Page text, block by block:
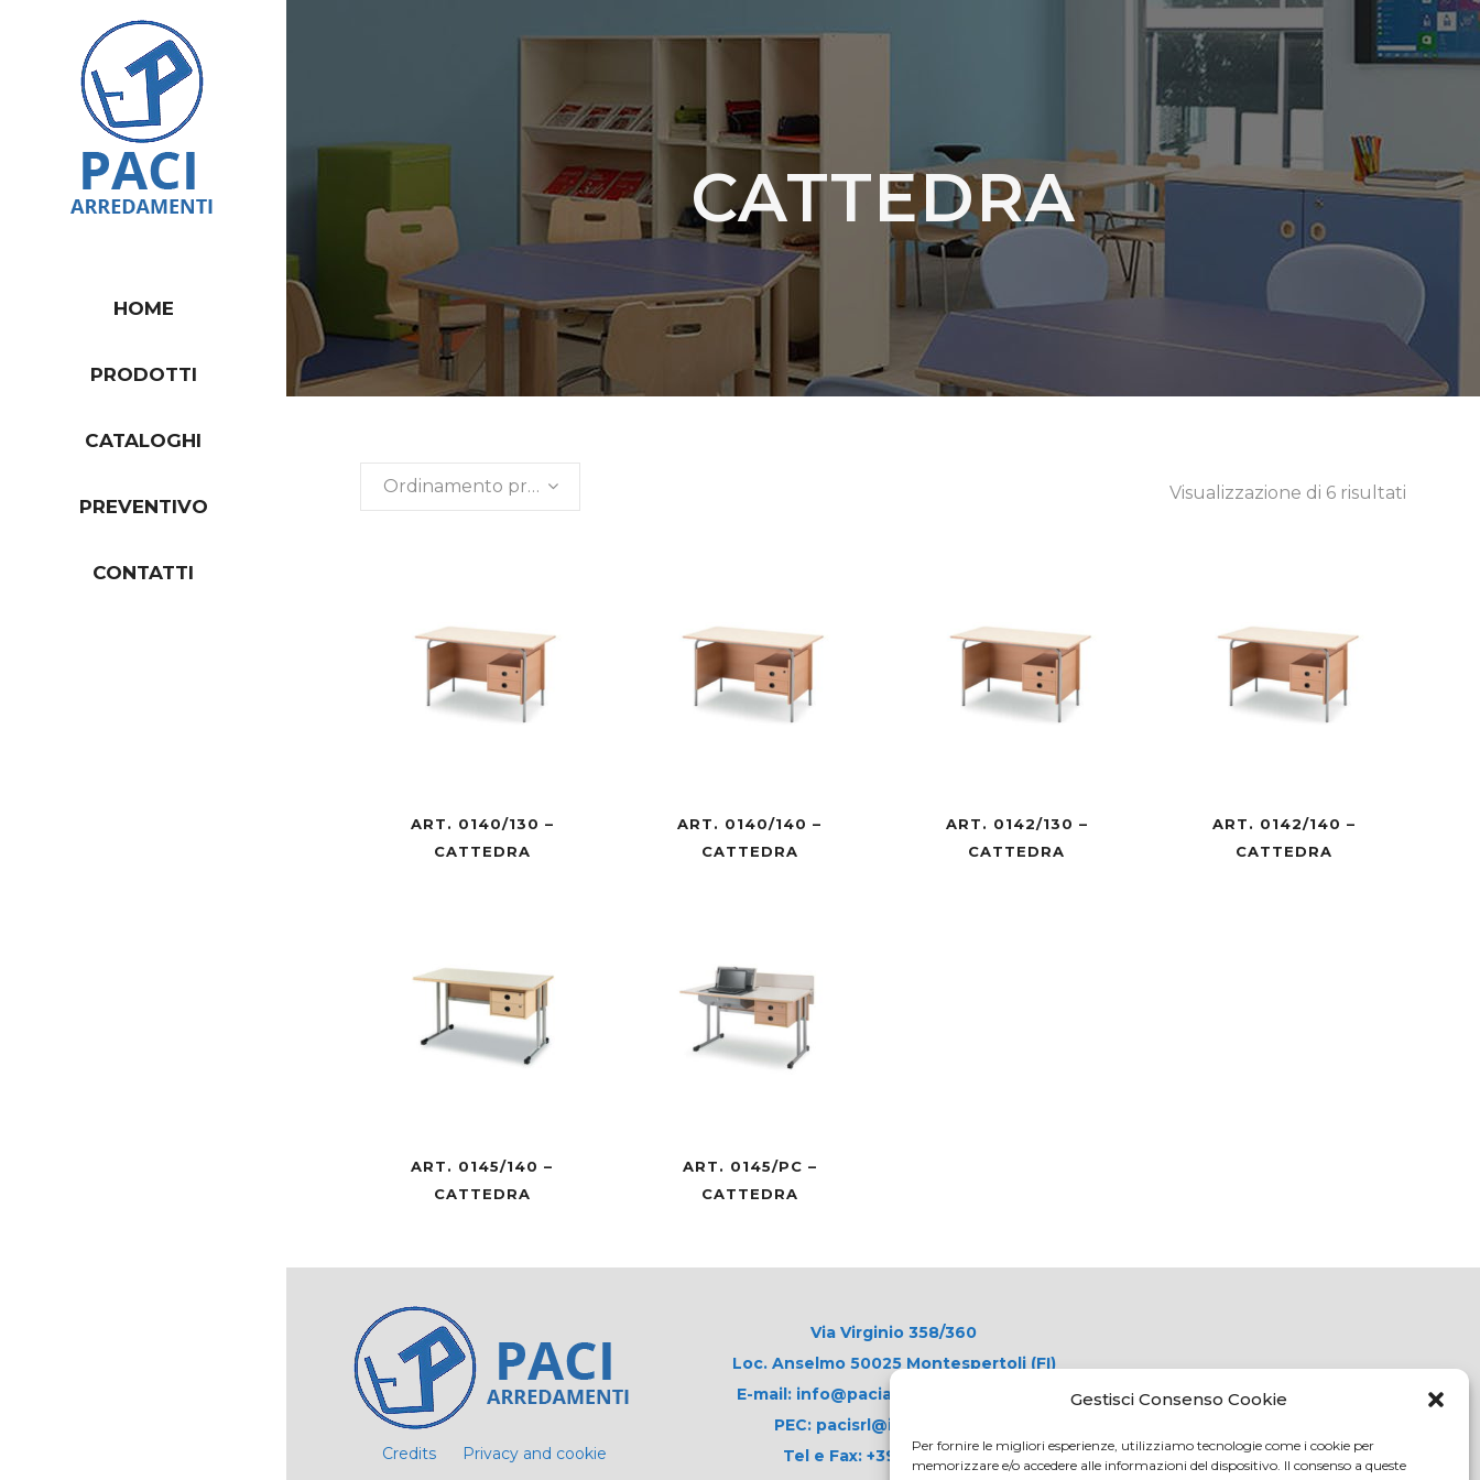
Gestisci Consenso Cookie
Per fornire le migliori esperienze, utilizziamo tecnologie come i cookie per
memorizzare e/o accedere alle informazioni del dispositivo. Il consenso a queste
HOME
PRODOTTI
CATALOGHI
PREVENTIVO
CONTATTI
CATTEDRA
Visualizzazione di 6 risultati
Ordinamento predefinito
ART. 0140/130 –
CATTEDRA
ART. 0140/140 –
CATTEDRA
ART. 0142/130 –
CATTEDRA
ART. 0142/140 –
CATTEDRA
ART. 0145/140 –
CATTEDRA
ART. 0145/PC –
CATTEDRA
Credits Privacy and cookie
Via Virginio 358/360
Loc. Anselmo 50025 Montespertoli (FI)
E-mail: info@paciarrediscolastici.com
PEC: pacisrl@interfreepec.it
Tel e Fax: +39 0571 675108